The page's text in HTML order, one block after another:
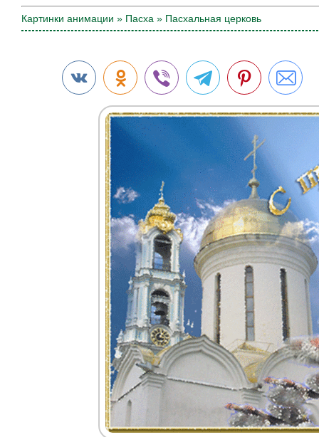
Картинки анимации » Пасха » Пасхальная церковь